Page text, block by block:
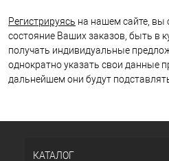
Регистрируясь на нашем сайте, вы
состояние Ваших заказов, быть в
получать индивидуальные
однократно указать свои данные
дальнейшем они будут
КАТАЛОГ